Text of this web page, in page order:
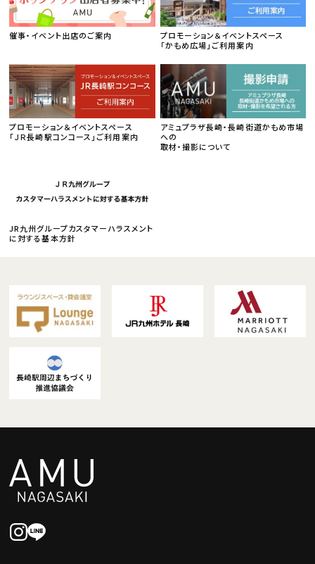
催事・イベント出店のご案内
プロモーション＆イベントスペース
「かもめ広場」ご利用案内
プロモーション＆イベントスペース
「ＪＲ長崎駅コンコース」ご利用案内
アミュプラザ長崎・長崎街道かもめ市場
への
取材・撮影について
JR九州グループカスタマーハラスメント
に対する基本方針